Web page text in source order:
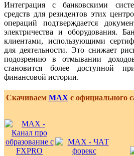
Интеграция с банковскими
средств для резидентов этих
операций подтверждается
электричества и оборудования.
клиентами, использующими
для деятельности. Это снижает
подозрению в отмывании
становится более доступной
финансовой истории.
Скачиваем MAXс официального